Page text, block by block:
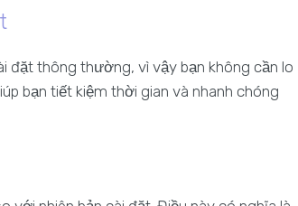
đặt thông thường, vì vậy bạn không cần lo
bạn tiết kiệm thời gian và nhanh chóng